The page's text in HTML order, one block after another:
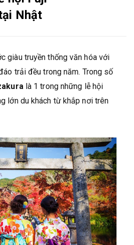
Nhật
giàu truyền thống văn hóa với
trải đều trong năm. Trong số
là 1 trong những lễ hội
lớn du khách từ khắp nơi trên